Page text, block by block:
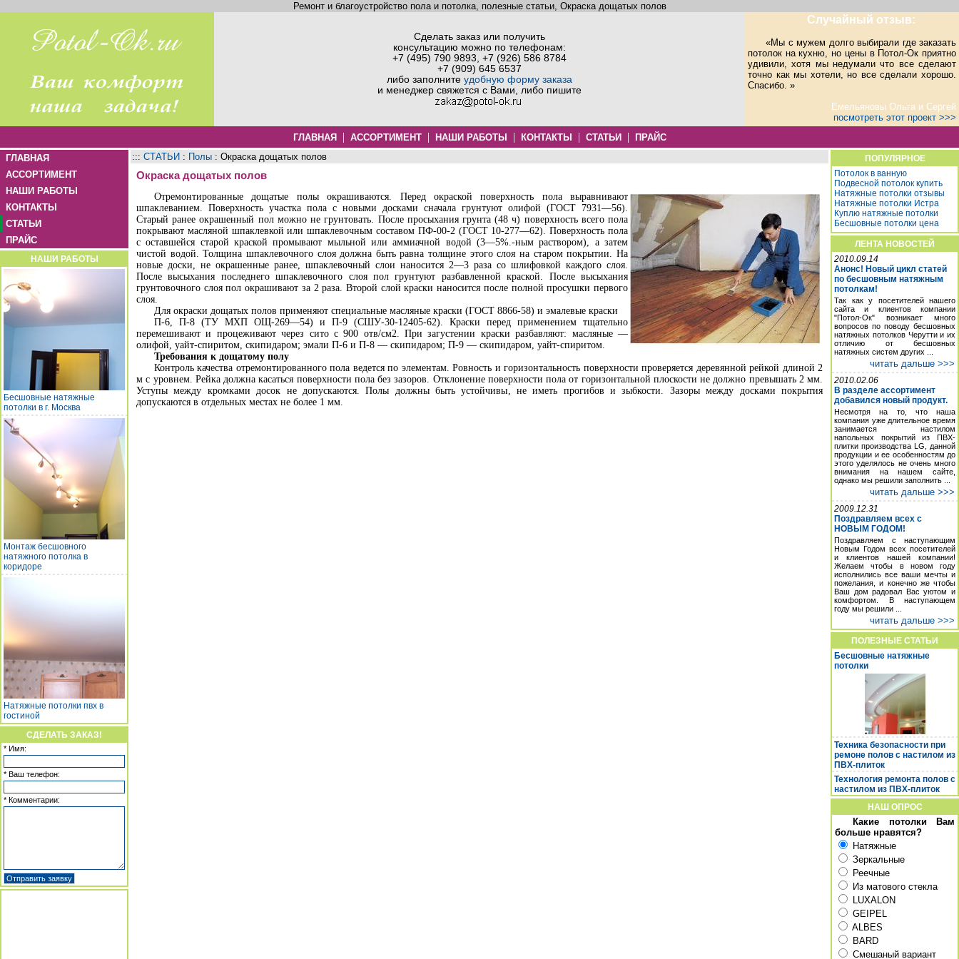
Ремонт и благоустройство пола и потолка, полезные статьи, Окраска дощатых полов
Сделать заказ или получить
консультацию можно по телефонам:
+7 (495) 790 9893, +7 (926) 586 8784
+7 (909) 645 6537
либо заполните удобную форму заказа
и менеджер свяжется с Вами, либо пишите
Случайный отзыв:
«Мы с мужем долго выбирали где заказать
потолок на кухню, но цены в Потол-Ок приятно
удивили, хотя мы недумали что все сделают
точно как мы хотели, но все сделали хорошо.
Спасибо. »
Емельяновы Ольга и Сергей
посмотреть этот проект >>>
ГЛАВНАЯ
| АССОРТИМЕНТ | НАШИ РАБОТЫ | КОНТАКТЫ | СТАТЬИ |
ПРАЙС
ГЛАВНАЯ
АССОРТИМЕНТ
НАШИ РАБОТЫ
КОНТАКТЫ
СТАТЬИ
ПРАЙС
НАШИ РАБОТЫ
Бесшовные натяжные
потолки в г. Москва
Монтаж бесшовного
натяжного потолка в
коридоре
Натяжные потолки пвх в
гостиной
СДЕЛАТЬ ЗАКАЗ!
* Имя:
* Ваш телефон:
* Комментарии:
::: СТАТЬИ : Полы : Окраска дощатых полов
Окраска дощатых полов
Отремонтированные дощатые полы окрашиваются. Перед окраской поверхность пола выравнивают
шпаклеванием. Поверхность участка пола с новыми досками сначала грунтуют олифой (ГОСТ 7931—56).
Старый ранее окрашенный пол можно не грунтовать. После просыхания грунта (48 ч) поверхность всего пола
покрывают масляной шпаклевкой или шпаклевочным составом ПФ-00-2 (ГОСТ 10-277—62). Поверхность пола
с оставшейся старой краской промывают мыльной или аммиачной водой (3—5%.-ным раствором), а затем
чистой водой. Толщина шпаклевочного слоя должна быть равна толщине этого слоя на старом покрытии. На
новые доски, не окрашенные ранее, шпаклевочный слои наносится 2—3 раза со шлифовкой каждого слоя.
После высыхания последнего шпаклевочного слоя пол грунтуют разбавленной краской. После высыхания
грунтовочного слоя пол окрашивают за 2 раза. Второй слой краски наносится после полной просушки первого
слоя.
Для окраски дощатых полов применяют специальные масляные краски (ГОСТ 8866-58) и эмалевые краски
П-6, П-8 (ТУ МХП ОЩ-269—54) и П-9 (СШУ-30-12405-62). Краски перед применением тщательно
перемешивают и процеживают через сито с 900 отв/см2. При загустении краски разбавляют: масляные —
олифой, уайт-спиритом, скипидаром; эмали П-6 и П-8 — скипидаром; П-9 — скипидаром, уайт-спиритом.
Требования к дощатому полу
Контроль качества отремонтированного пола ведется по элементам. Ровность и горизонтальность поверхности проверяется деревянной рейкой длиной 2
м с уровнем. Рейка должна касаться поверхности пола без зазоров. Отклонение поверхности пола от горизонтальной плоскости не должно превышать 2 мм.
Уступы между кромками досок не допускаются. Полы должны быть устойчивы, не иметь прогибов и зыбкости. Зазоры между досками покрытия
допускаются в отдельных местах не более 1 мм.
ПОПУЛЯРНОЕ
Потолок в ванную
Подвесной потолок купить
Натяжные потолки отзывы
Натяжные потолки Истра
Куплю натяжные потолки
Бесшовные потолки цена
ЛЕНТА НОВОСТЕЙ
2010.09.14
Анонс! Новый цикл статей
по бесшовным натяжным
потолкам!
Так как у посетителей нашего
сайта и клиентов компании
"Потол-Ок" возникает много
вопросов по поводу бесшовных
натяжных потолков Черутти и их
отличию от бесшовных
натяжных систем других ...
читать дальше >>>
2010.02.06
В разделе ассортимент
добавился новый продукт.
Несмотря на то, что наша
компания уже длительное время
занимается настилом
напольных покрытий из ПВХ-
плитки производства LG, данной
продукции и ее особенностям до
этого уделялось не очень много
внимания на нашем сайте,
однако мы решили заполнить ...
читать дальше >>>
2009.12.31
Поздравляем всех с
НОВЫМ ГОДОМ!
Поздравляем с наступающим
Новым Годом всех посетителей
и клиентов нашей компании!
Желаем чтобы в новом году
исполнились все ваши мечты и
пожелания, и конечно же чтобы
Ваш дом радовал Вас уютом и
комфортом. В наступающем
году мы решили ...
читать дальше >>>
ПОЛЕЗНЫЕ СТАТЬИ
Бесшовные натяжные
потолки
Техника безопасности при
ремоне полов с настилом из
ПВХ-плиток
Технология ремонта полов с
настилом из ПВХ-плиток
НАШ ОПРОС
Какие потолки Вам
больше нравятся?
Натяжные
Зеркальные
Реечные
Из матового стекла
LUXALON
GEIPEL
ALBES
BARD
Смешаный вариант